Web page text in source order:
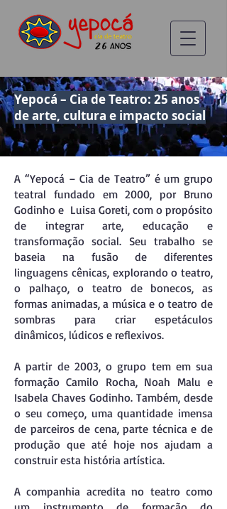
Yepocá – Cia de Teatro: 25 anos
de arte, cultura e impacto social
A “Yepocá – Cia de Teatro” é um grupo
teatral fundado em 2000, por Bruno
Godinho e Luisa Goreti, com o propósito
de integrar arte, educação e
transformação social. Seu trabalho se
baseia na fusão de diferentes
linguagens cênicas, explorando o teatro,
o palhaço, o teatro de bonecos, as
formas animadas, a música e o teatro de
sombras para criar espetáculos
dinâmicos, lúdicos e reflexivos.
A partir de 2003, o grupo tem em sua
formação Camilo Rocha, Noah Malu e
Isabela Chaves Godinho. Também, desde
o seu começo, uma quantidade imensa
de parceiros de cena, parte técnica e de
produção que até hoje nos ajudam a
construir esta história artística.
A companhia acredita no teatro como